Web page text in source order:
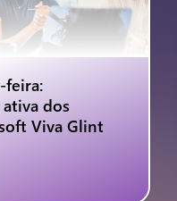
feira:
dos
Viva Glint